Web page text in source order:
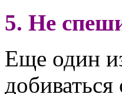
5. Не
Еще один